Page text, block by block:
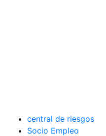
central de riesgos
Socio Empleo